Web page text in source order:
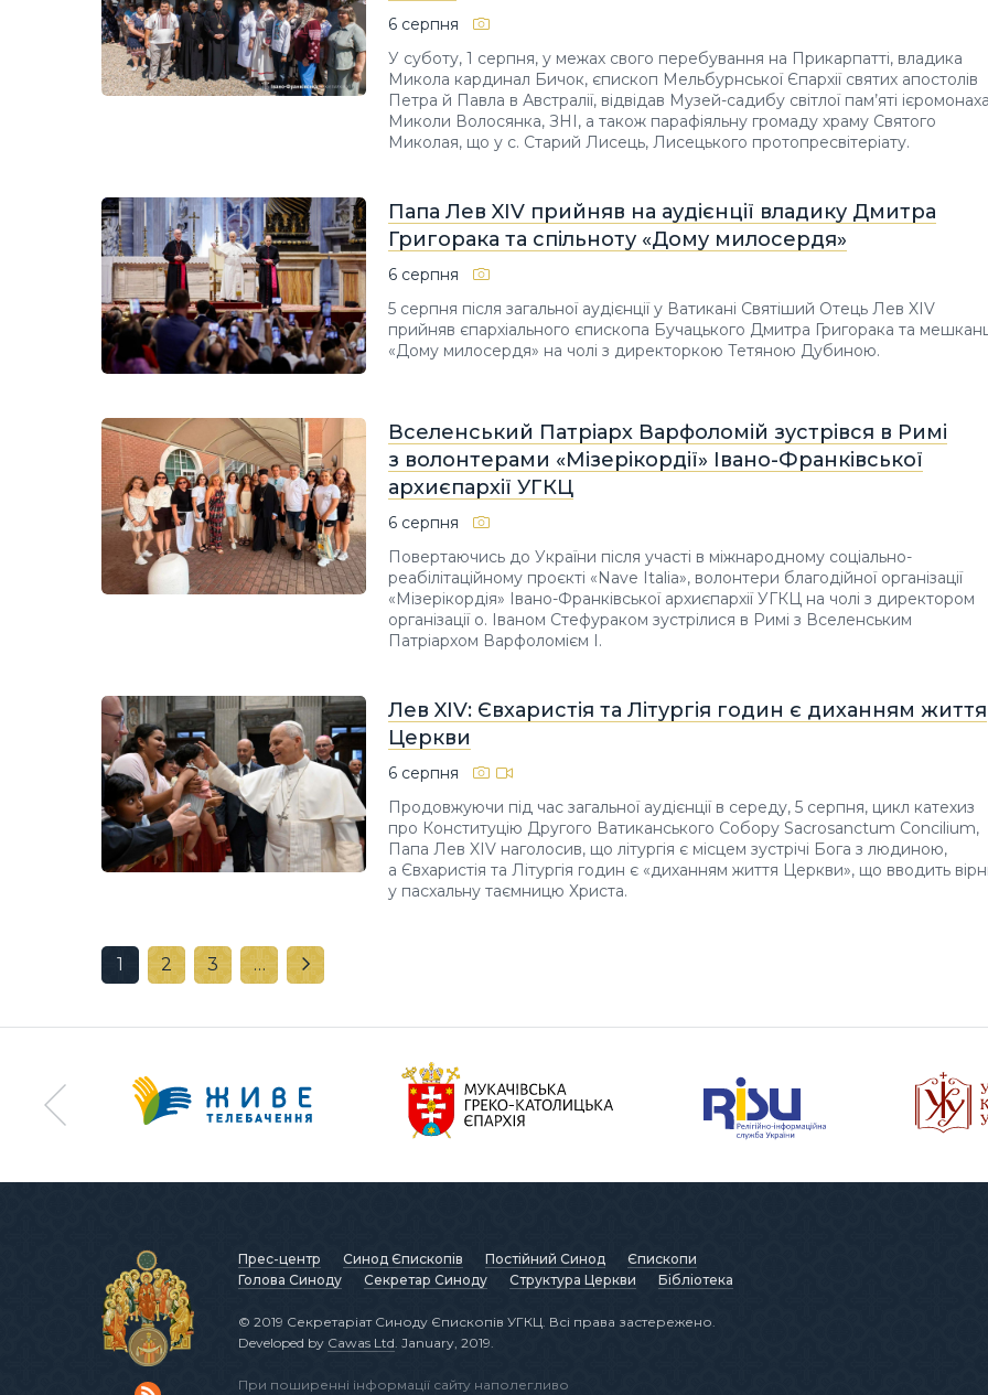
6 серпня
У суботу, 1 серпня, у межах свого перебування на Прикарпатті, владика
Микола кардинал Бичок, єпископ Мельбурнської Єпархії святих апостолів
Петра й Павла в Австралії, відвідав Музей-садибу світлої пам’яті
Миколи Волосянка, ЗНІ, а також парафіяльну громаду храму Святого
Миколая, що у с. Старий Лисець, Лисецького протопресвітеріату.
Папа Лев XIV прийняв на аудієнції владику Дмитра
Григорака та спільноту «Дому милосердя»
6 серпня
5 серпня після загальної аудієнції у Ватикані Святіший Отець Лев XIV
прийняв єпархіального єпископа Бучацького Дмитра Григорака та
«Дому милосердя» на чолі з директоркою Тетяною Дубиною.
Вселенський Патріарх Варфоломій зустрівся в Римі
з волонтерами «Мізерікордії» Івано-Франківської
архиєпархії УГКЦ
6 серпня
Повертаючись до України після участі в міжнародному соціально-
реабілітаційному проєкті «Nave Italia», волонтери благодійної організації
«Мізерікордія» Івано-Франківської архиєпархії УГКЦ на чолі з директором
організації о. Іваном Стефураком зустрілися в Римі з Вселенським
Патріархом Варфоломієм І.
Лев XIV: Євхаристія та Літургія годин є диханням життя
Церкви
6 серпня
Продовжуючи під час загальної аудієнції в середу, 5 серпня, цикл катехиз
про Конституцію Другого Ватиканського Собору Sacrosanctum Concilium,
Папа Лев XIV наголосив, що літургія є місцем зустрічі Бога з людиною,
а Євхаристія та Літургія годин є «диханням життя Церкви», що вводить
у пасхальну таємницю Христа.
1 2 3 …
Прес-центр Синод Єпископів Постійний Синод
Єпископи
Голова Синоду
Секретар Синоду Структура Церкви Бібліотека
© 2019 Секретаріат Синоду Єпископів УГКЦ. Всі права застережено.
Developed by Cawas Ltd. January, 2019.
При поширенні інформації сайту наполегливо